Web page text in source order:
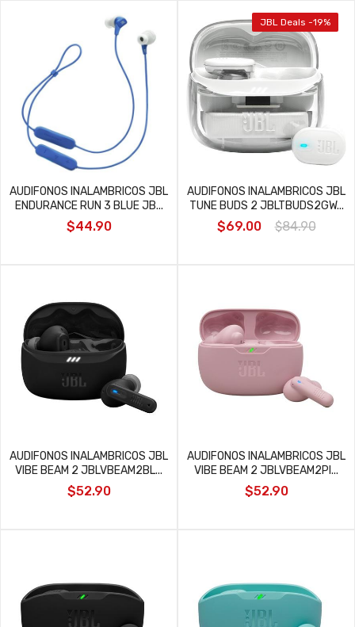
AUDIFONOS INALAMBRICOS JBL
ENDURANCE RUN 3 BLUE JB...
$44.90
JBL Deals -19%
AUDIFONOS INALAMBRICOS JBL
TUNE BUDS 2 JBLTBUDS2GW...
$69.00 $84.90
AUDIFONOS INALAMBRICOS JBL
VIBE BEAM 2 JBLVBEAM2BL...
$52.90
AUDIFONOS INALAMBRICOS JBL
VIBE BEAM 2 JBLVBEAM2PI...
$52.90